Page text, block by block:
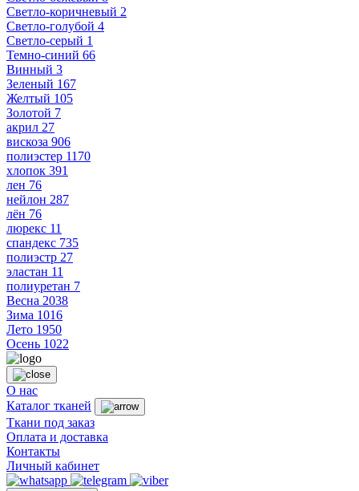
Светло-коричневый 2
Светло-голубой 4
Светло-серый 1
Темно-синий 66
Винный 3
Зеленый 167
Желтый 105
Золотой 7
акрил 27
вискоза 906
полиэстер 1170
хлопок 391
лен 76
нейлон 287
лён 76
люрекс 11
спандекс 735
полиэстр 27
эластан 11
полиуретан 7
Весна 2038
Зима 1016
Лето 1950
Осень 1022
О нас
Каталог тканей
Ткани под заказ
Оплата и доставка
Контакты
Личный кабинет